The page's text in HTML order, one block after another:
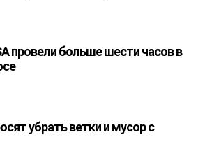
провели больше шести часов в
убрать ветки и мусор с